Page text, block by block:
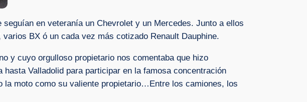
en veteranía un Chevrolet y un Mercedes. Junto a ellos
BX ó un cada vez más cotizado Renault Dauphine.
y cuyo orgulloso propietario nos comentaba que hizo
Valladolid para participar en la famosa concentración
la moto como su valiente propietario…Entre los camiones, los